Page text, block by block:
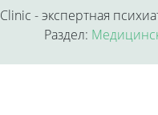
- экспертная
Раздел: